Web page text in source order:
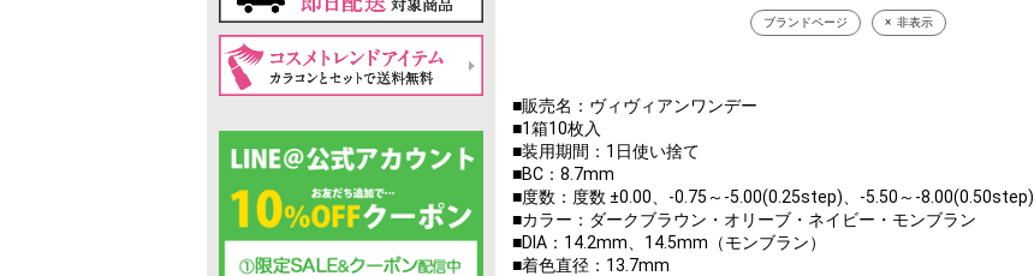
ブランドページ 非表示
■販売名：ヴィヴィアンワンデー
■1箱10枚入
■装用期間：1日使い捨て
■BC：8.7mm
■度数：度数 ±0.00、-0.75～-5.00(0.25step)、-5.50～-8.00(0.50step)
■カラー：ダークブラウン・オリーブ・ネイビー・モンブラン
■DIA：14.2mm、14.5mm（モンブラン）
■着色直径：13.7mm